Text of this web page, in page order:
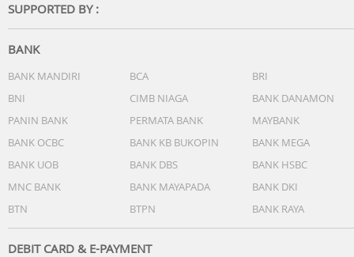
SUPPORTED BY :
BANK
BANK MANDIRI BCA
BRI
BNI
CIMB NIAGA
BANK DANAMON
PANIN BANK
PERMATA BANK
MAYBANK
BANK OCBC
BANK KB BUKOPIN
BANK MEGA
BANK UOB
BANK DBS
BANK HSBC
MNC BANK
BANK MAYAPADA
BANK DKI
BTN
BTPN BANK RAYA
DEBIT CARD & E-PAYMENT